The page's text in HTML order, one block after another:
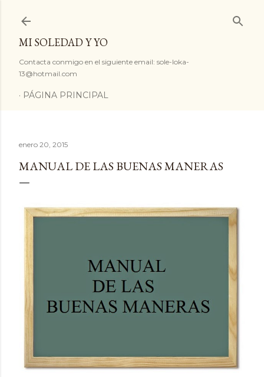
MI SOLEDAD Y YO
Contacta conmigo en el siguiente email: sole-loka-
13@hotmail.com
PÁGINA PRINCIPAL
enero 20, 2015
MANUAL DE LAS BUENAS MANERAS